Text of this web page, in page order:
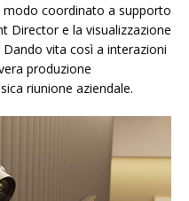
coordinato a supporto
Director e la visualizzazione
vita così a interazioni
produzione
riunione aziendale.